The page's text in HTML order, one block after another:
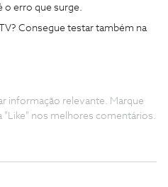
o erro que surge.
Consegue testar também na
informação relevante. Marque
"Like" nos melhores comentários.